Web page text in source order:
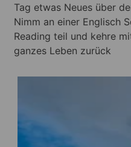
Tag etwas Neues über
Nimm an einer Englisch
Reading teil und kehre
ganzes Leben zurück